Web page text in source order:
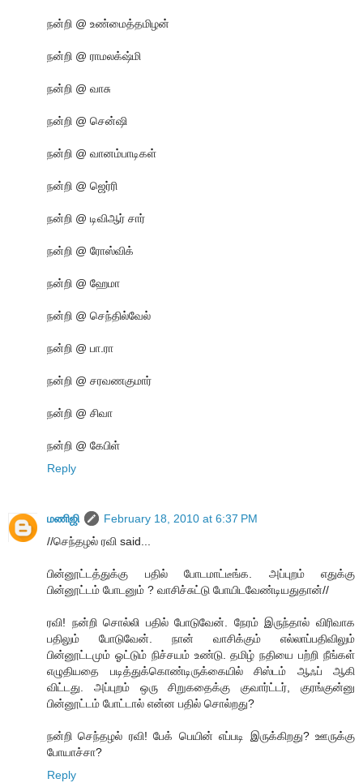
நன்றி @ உண்மைத்தமிழன்
நன்றி @ ராமலக்‌ஷ்மி
நன்றி @ வாசு
நன்றி @ சென்ஷி
நன்றி @ வானம்பாடிகள்
நன்றி @ ஜெர்ரி
நன்றி @ டிவிஆர் சார்
நன்றி @ ரோஸ்விக்
நன்றி @ ஹேமா
நன்றி @ செந்தில்வேல்
நன்றி @ பா.ரா
நன்றி @ சரவணகுமார்
நன்றி @ சிவா
நன்றி @ கேபிள்
Reply
மணிஜி
February 18, 2010 at 6:37 PM
//செந்தழல் ரவி said...
பின்னூட்டத்துக்கு பதில் போடமாட்டீங்க. அப்புறம் எதுக்கு
பின்னூட்டம் போடனும் ? வாசிச்சுட்டு போயிடவேண்டியதுதான்//
ரவி! நன்றி சொல்லி பதில் போடுவேன். நேரம் இருந்தால் விரிவாக
பதிலும் போடுவேன். நான் வாசிக்கும் எல்லாப்பதிவிலும்
பின்னூட்டமும் ஓட்டும் நிச்சயம் உண்டு. தமிழ் நதியை பற்றி நீங்கள்
எழுதியதை படித்துக்கொண்டிருக்கையில் சிஸ்டம் ஆஃப் ஆகி
விட்டது. அப்புறம் ஒரு சிறுகதைக்கு குவார்ட்டர், குரங்குன்னு
பின்னூட்டம் போட்டால் என்ன பதில் சொல்றது?
நன்றி செந்தழல் ரவி! பேக் பெயின் எப்படி இருக்கிறது? ஊருக்கு
போயாச்சா?
Reply